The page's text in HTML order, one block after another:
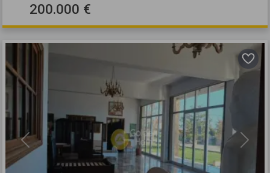
200.000 €
Previous Next